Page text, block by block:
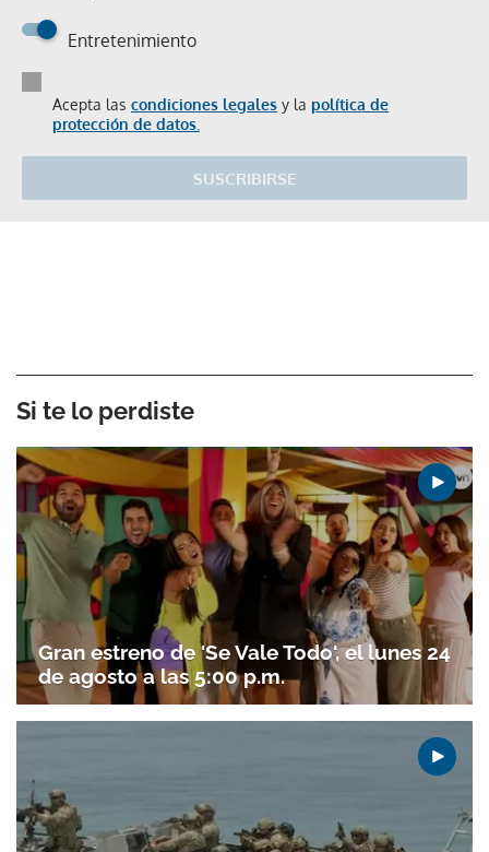
Entretenimiento
Acepta las condiciones legales y la política de
protección de datos.
SUSCRIBIRSE
Si te lo perdiste
Gran estreno de 'Se Vale Todo', el lunes 24
de agosto a las 5:00 p.m.